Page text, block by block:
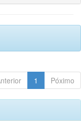
1 Póximo